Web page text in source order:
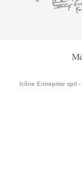
Icône Entreprise